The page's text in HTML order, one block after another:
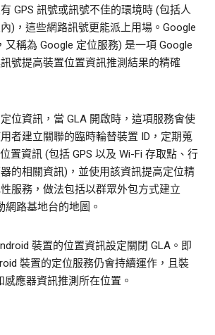
GPS 訊號或訊號不佳的環境時 (包括人
)，這些網路訊號更能派上用場。Google
又稱為 Google 定位服務) 是一項 Google
號提高裝置位置資訊推測結果的精確
位資訊，當 GLA 開啟時，這項服務會使
者建立關聯的臨時輪替裝置 ID，定期蒐
置資訊 (包括 GPS 以及 Wi-Fi 存取點、行
的相關資訊)，並使用該資訊提高定位精
服務，做法包括以群眾外包方式建立
網路基地台的地圖。
裝置的位置資訊設定關閉 GLA。即
裝置的定位服務仍會持續運作，且裝
感應器資訊推測所在位置。